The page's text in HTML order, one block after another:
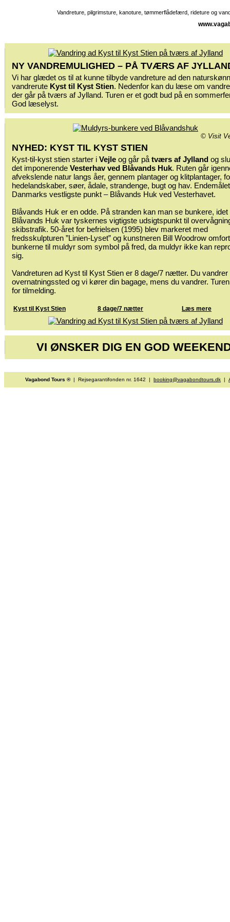
Vandreture, pilgrimsture, kanoture, tømmerflådefærd, rideture og
NY VANDREMULIGHED – PÅ TVÆRS AF
Vi har glædet os til at kunne tilbyde vandreture ad den
vandrerute Kyst til Kyst Stien. Nedenfor kan du læse om
der går på tværs af Jylland. Turen er et godt bud på en
God læselyst.
© Visit
NYHED: KYST TIL KYST STIEN
Kyst-til-kyst stien starter i Vejle og går på tværs af Jylland og
det imponerende Vesterhav ved Blåvands Huk. Ruten går
afvekslende natur langs åer, gennem plantager og klitplantager,
hedelandskaber, søer, ådale, strandenge, bugt og hav.
Danmarks vestligste punkt – Blåvands Huk ved Vesterhavet.
Blåvands Huk er en odde. På stranden kan man se bunkere, idet
Blåvands Huk var tyskernes vigtigste udsigtspunkt til
skibstrafik. 50-året for befrielsen (1995) blev markeret med
fredsskulpturen ”Linien-Lyset” og kunstneren Bill Woodrow
bunkerne til muldyr som symbol på fred, da muldyr ikke kan
sig.
Vandreturen ad Kyst til Kyst Stien er 8 dage/7 nætter. Du
overnatningssted og vi kører din bagage, mens du vandrer.
for tilmelding.
Kyst til Kyst Stien 8 dage/7 nætter Læs mere
VI ØNSKER DIG EN GOD
Vagabond Tours ®| Rejsegarantifonden nr. 1642 | booking@vagabondtours.dk |